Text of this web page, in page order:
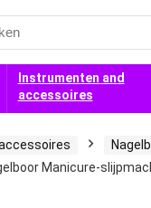
Instrumenten and
accessoires
Manicure-